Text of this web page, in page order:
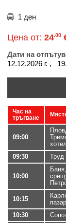
1 ден
Цена от: 24.00
Дати на
12.12.2026 г. ,
Час на
тръгване
09:00
09:30 Труд
10:00
10:15
10:30